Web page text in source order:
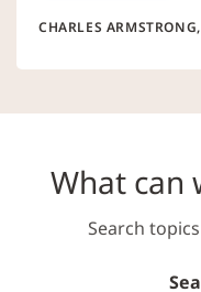
CHARLES
What can
Search